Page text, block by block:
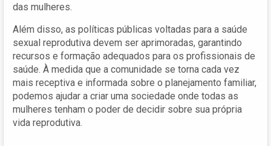
das mulheres.
Além disso, as políticas públicas voltadas para a saúde
sexual reprodutiva devem ser aprimoradas, garantindo
recursos e formação adequados para os profissionais de
saúde. À medida que a comunidade se torna cada vez
mais receptiva e informada sobre o planejamento familiar,
podemos ajudar a criar uma sociedade onde todas as
mulheres tenham o poder de decidir sobre sua própria
vida reprodutiva.